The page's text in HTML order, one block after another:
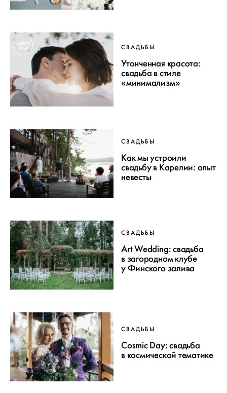
ВЫБОР
2018 СВАДЬБЫ
Утонченная красота:
свадьба в стиле
«минимализм»
СВАДЬБЫ
Как мы устроили
свадьбу в Карелии: опыт
невесты
СВАДЬБЫ
Art Wedding: свадьба
в загородном клубе
у Финского залива
СВАДЬБЫ
Cosmic Day: свадьба
в космической тематике